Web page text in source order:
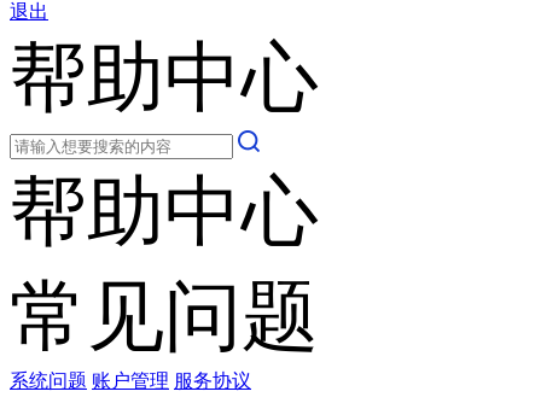
退出
帮助中心
帮助中心
常见问题
系统问题 账户管理 服务协议